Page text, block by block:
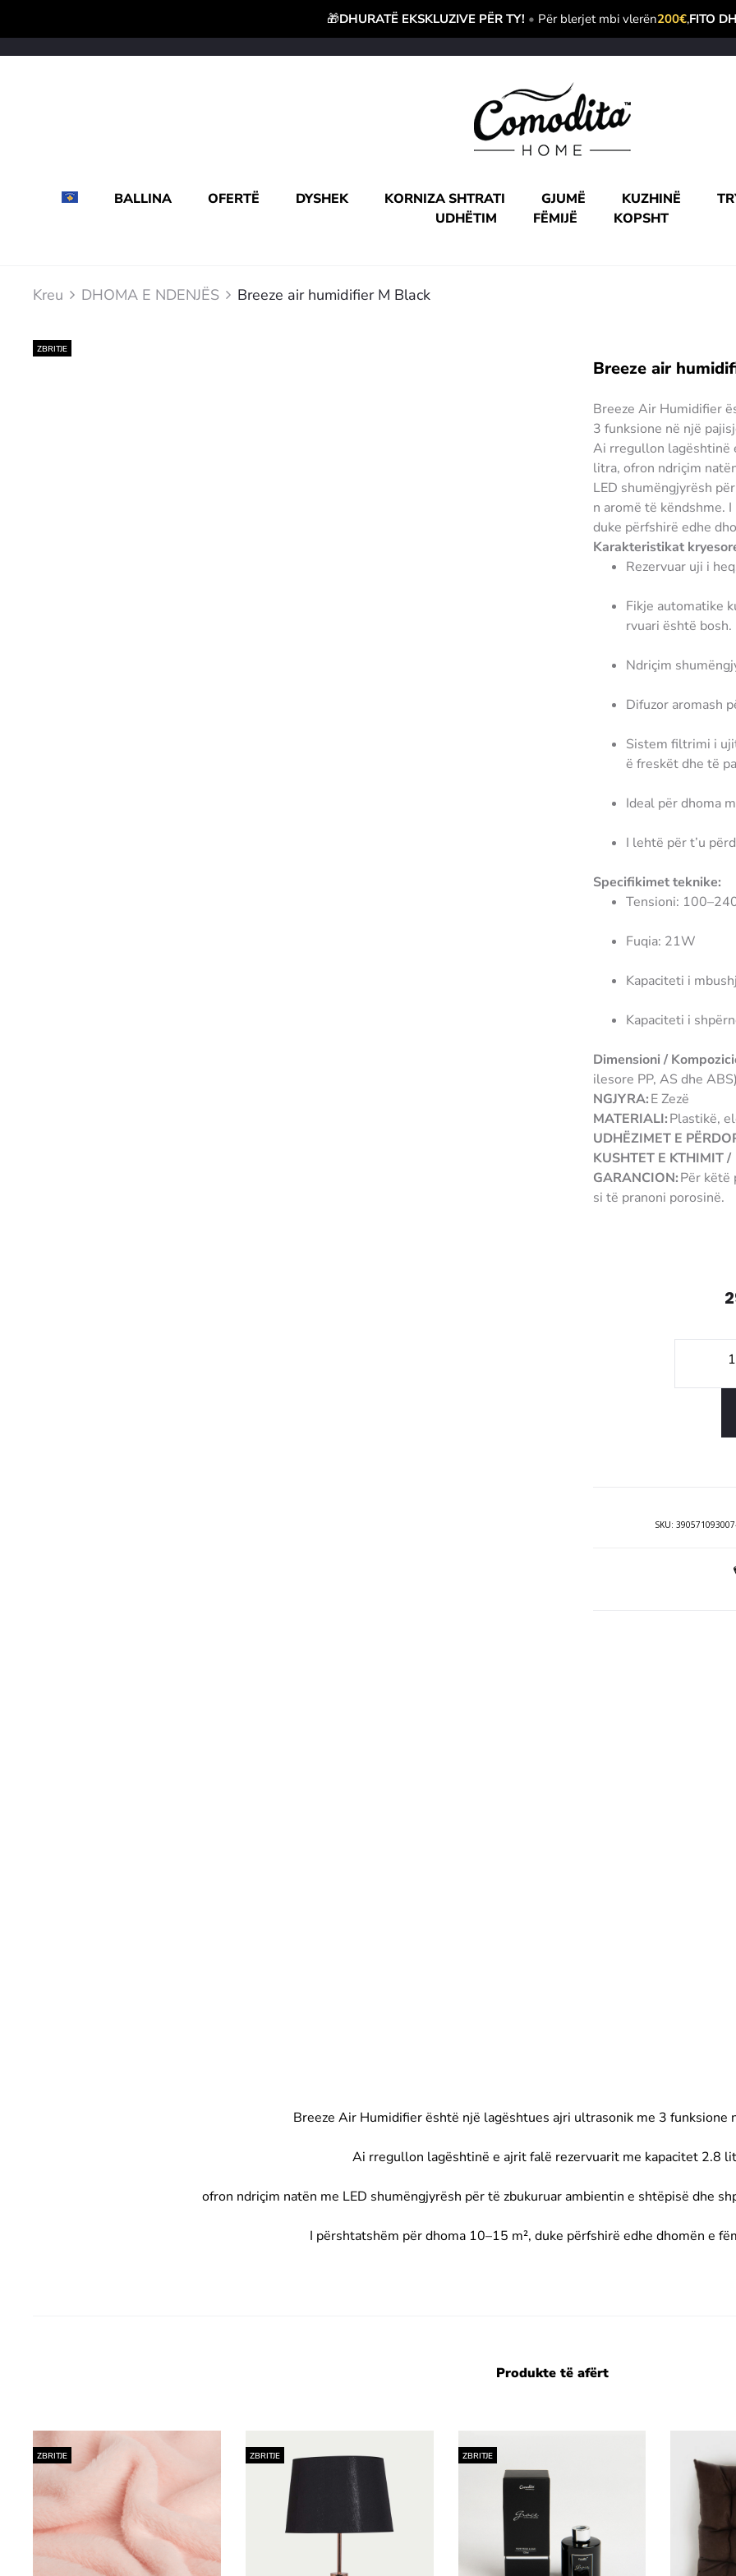
🎁DHURATË EKSKLUZIVE PËR TY! • Për blerjet mbi vlerën200€,FITO
BALLINA OFERTË DYSHEK KORNIZA SHTRATI GJUMË KUZHINË
UDHËTIM
FËMIJË KOPSHT
Kreu DHOMA E NDENJËS Breeze air humidifier M Black
ZBRITJE
Breeze air
Breeze Air Humidifier
3 funksione në një
Ai rregullon lagështinë
litra, ofron ndriçim
LED shumëngjyrësh
n aromë të këndshme.
duke përfshirë edhe
Karakteristikat
Rezervuar uji i
Fikje automatike
rvuari është bosh.
Ndriçim
Difuzor aromash
Sistem filtrimi i
ë freskët dhe të
Ideal për dhoma
I lehtë për t’u
Specifikimet teknike:
Tensioni:
Fuqia: 21W
Kapaciteti i
Kapaciteti i
Dimensioni /
ilesore PP, AS dhe ABS)
NGJYRA:E Zezë
MATERIALI:Plastikë,
UDHËZIMET E
KUSHTET E KTHIMIT /
GARANCION:Për këtë
si të pranoni porosinë.
Sasi
SKU:
Breeze Air Humidifier është një lagështues ajri ultrasonik me 3 funksione
Ai rregullon lagështinë e ajrit falë rezervuarit me kapacitet 2.8
ofron ndriçim natën me LED shumëngjyrësh për të zbukuruar ambientin e shtëpisë dhe
I përshtatshëm për dhoma 10–15 m², duke përfshirë edhe dhomën e
Produkte të afërt
ZBRITJE ZBRITJE ZBRITJE